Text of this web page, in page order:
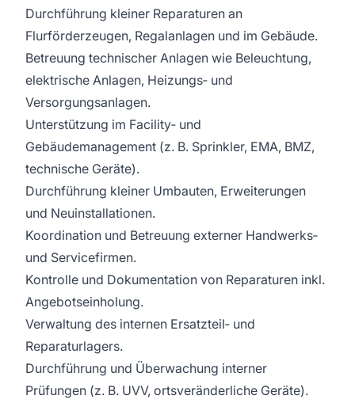
Durchführung kleiner Reparaturen an
Flurförderzeugen, Regalanlagen und im Gebäude.
Betreuung technischer Anlagen wie Beleuchtung,
elektrische Anlagen, Heizungs‑ und
Versorgungsanlagen.
Unterstützung im Facility‑ und
Gebäudemanagement (z. B. Sprinkler, EMA, BMZ,
technische Geräte).
Durchführung kleiner Umbauten, Erweiterungen
und Neuinstallationen.
Koordination und Betreuung externer Handwerks‑
und Servicefirmen.
Kontrolle und Dokumentation von Reparaturen inkl.
Angebotseinholung.
Verwaltung des internen Ersatzteil‑ und
Reparaturlagers.
Durchführung und Überwachung interner
Prüfungen (z. B. UVV, ortsveränderliche Geräte).